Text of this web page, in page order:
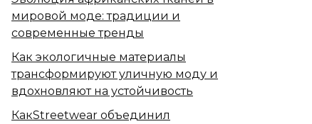
мировой моде: традиции и
современные тренды
Как экологичные материалы
трансформируют уличную моду и
вдохновляют на устойчивость
КакStreetwear объединил